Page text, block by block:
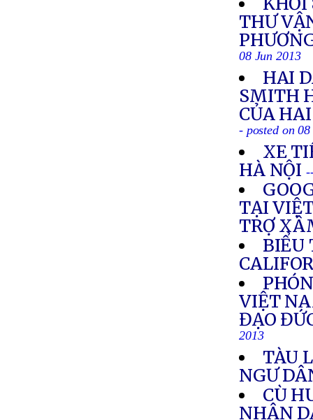
THƯ
08 Jun 2013
HAI
SMITH
CỦA
- posted on
XE
HÀ NỘI
TẠI
TRỢ
BIỂU
VIỆT
ĐẠO
2013
TÀU
NGƯ
CÙ
NHÂN